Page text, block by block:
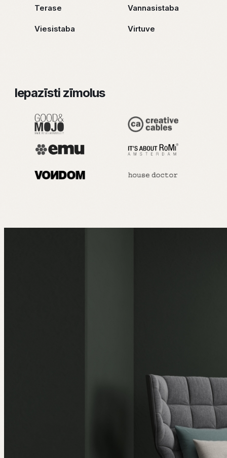
Terase Vannasistaba
Viesistaba Virtuve
Iepazīsti zīmolus